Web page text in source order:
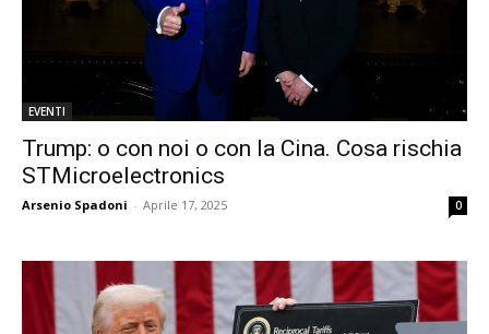
EVENTI
Trump: o con noi o con la Cina. Cosa rischia
STMicroelectronics
Arsenio Spadoni - Aprile 17, 2025 0